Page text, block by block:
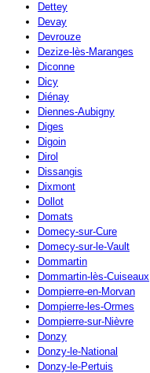
Dettey
Devay
Devrouze
Dezize-lès-Maranges
Diconne
Dicy
Diénay
Diennes-Aubigny
Diges
Digoin
Dirol
Dissangis
Dixmont
Dollot
Domats
Domecy-sur-Cure
Domecy-sur-le-Vault
Dommartin
Dommartin-lès-Cuiseaux
Dompierre-en-Morvan
Dompierre-les-Ormes
Dompierre-sur-Nièvre
Donzy
Donzy-le-National
Donzy-le-Pertuis